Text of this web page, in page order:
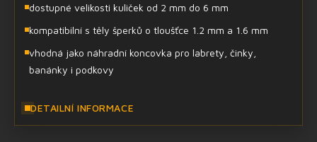
dostupné velikosti kuliček od 2 mm do 6 mm
kompatibilní s těly šperků o tloušťce 1.2 mm a 1.6 mm
vhodná jako náhradní koncovka pro labrety, činky,
banánky i podkovy
DETAILNÍ INFORMACE